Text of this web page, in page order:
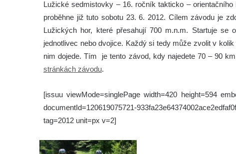
Lužické sedmistovky – 16. ročník takticko –
proběhne již tuto sobotu 23. 6. 2012. Cílem závodu je
Lužických hor, které přesahují 700 m.n.m. Startuje
jednotlivec nebo dvojice. Každý si tedy může zvolit v
nim dojede. Tím je tento závod, kdy najedete 70 – 90
stránkách závodu.
[issuu viewMode=singlePage width=420 height=594
documentId=120619075721-
tag=2012 unit=px v=2]